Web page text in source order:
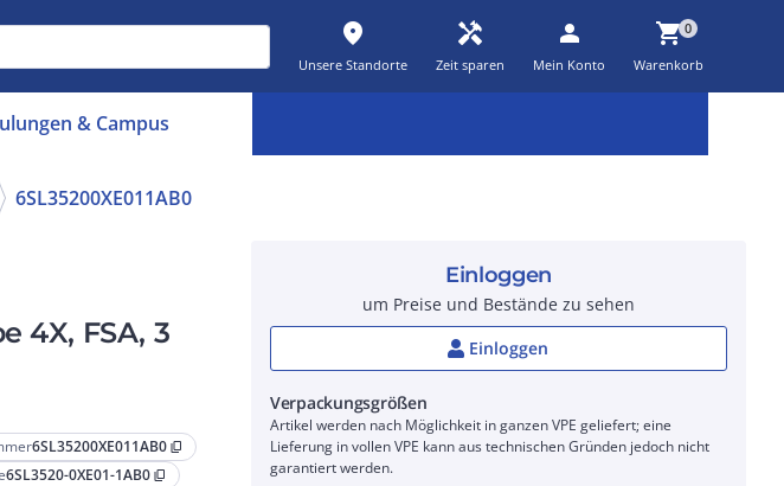
place
Unsere Standorte
handyman
Zeit sparen
person
Mein Konto
shopping_cart0
Warenkorb
& Campus
6SL35200XE011AB0
4X, FSA, 3
6SL35200XE011AB0 content_copy
6SL3520-0XE01-1AB0 content_copy
Einloggen
um Preise und Bestände zu sehen
Einloggen
Verpackungsgrößen
Artikel werden nach Möglichkeit in ganzen VPE geliefert; eine
Lieferung in vollen VPE kann aus technischen Gründen jedoch nicht
garantiert werden.